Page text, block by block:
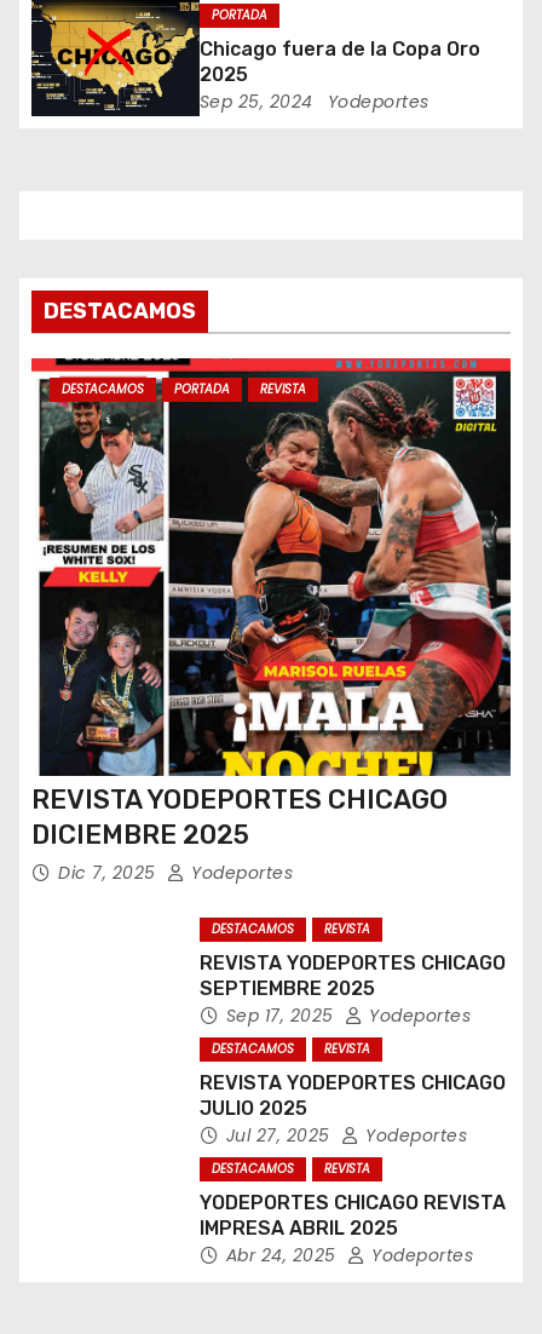
t
r
s
Jarrin
PORTADA
Chicago fuera de la Copa Oro
2025
Sep 25, 2024 Yodeportes
DESTACAMOS
DESTACAMOS PORTADA REVISTA
REVISTA YODEPORTES CHICAGO
DICIEMBRE 2025
Dic 7, 2025 Yodeportes
DESTACAMOS REVISTA
REVISTA YODEPORTES CHICAGO
SEPTIEMBRE 2025
Sep 17, 2025 Yodeportes
DESTACAMOS REVISTA
REVISTA YODEPORTES CHICAGO
JULIO 2025
Jul 27, 2025 Yodeportes
DESTACAMOS REVISTA
YODEPORTES CHICAGO REVISTA
IMPRESA ABRIL 2025
Abr 24, 2025 Yodeportes